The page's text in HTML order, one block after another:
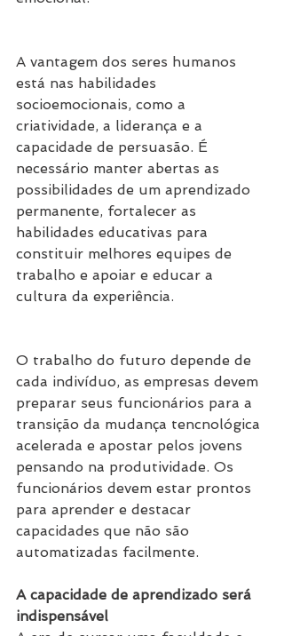
A vantagem dos seres humanos
está nas habilidades
socioemocionais, como a
criatividade, a liderança e a
capacidade de persuasão. É
necessário manter abertas as
possibilidades de um aprendizado
permanente, fortalecer as
habilidades educativas para
constituir melhores equipes de
trabalho e apoiar e educar a
cultura da experiência.
O trabalho do futuro depende de
cada indivíduo, as empresas devem
preparar seus funcionários para a
transição da mudança tencnológica
acelerada e apostar pelos jovens
pensando na produtividade. Os
funcionários devem estar prontos
para aprender e destacar
capacidades que não são
automatizadas facilmente.
A capacidade de aprendizado será
indispensável